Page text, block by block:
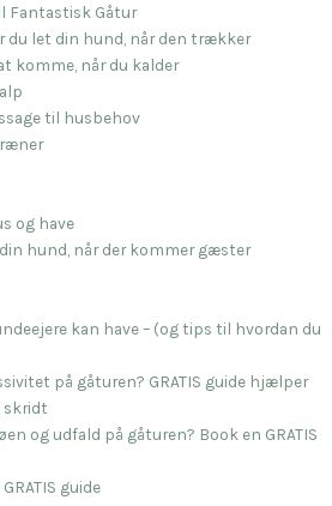
Fantastisk Gåtur
du let din hund, når den trækker
komme, når du kalder
til husbehov
og have
din hund, når der kommer gæster
kan have – (og tips til hvordan du
på gåturen? GRATIS guide hjælper
skridt
og udfald på gåturen? Book en GRATIS
guide